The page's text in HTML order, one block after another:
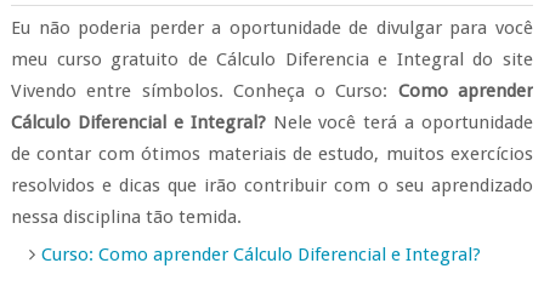
Eu não poderia perder a oportunidade de divulgar para você
meu curso gratuito de Cálculo Diferencia e Integral do site
Vivendo entre símbolos. Conheça o Curso: Como aprender
Cálculo Diferencial e Integral?Nele você terá a oportunidade
de contar com ótimos materiais de estudo, muitos exercícios
resolvidos e dicas que irão contribuir com o seu aprendizado
nessa disciplina tão temida.
Curso: Como aprender Cálculo Diferencial e Integral?